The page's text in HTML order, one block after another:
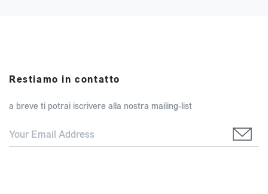
Restiamo in contatto
a breve ti potrai iscrivere alla nostra mailing-list